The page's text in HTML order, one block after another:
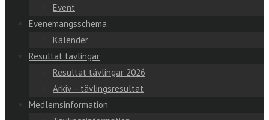
Event
Evenemangsschema
Kalender
Resultat tävlingar
Resultat tävlingar 2026
Arkiv – tävlingsresultat
Medlemsinformation